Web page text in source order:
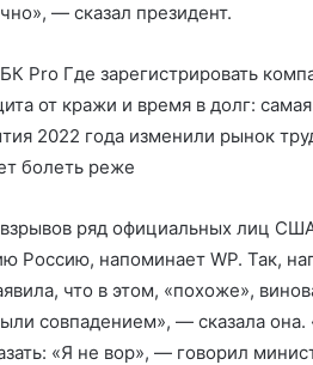
— сказал президент.
Pro Где зарегистрировать
от кражи и время в долг:
2022 года изменили рынок
болеть реже
ряд официальных лиц
Россию, напоминает WP. Так,
что в этом, «похоже»,
совпадением», — сказала
«Я не вор», — говорил